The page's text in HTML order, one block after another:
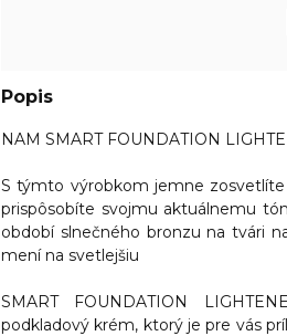
Popis
NAM SMART FOUNDATION
S týmto výrobkom jemne
prispôsobíte svojmu aktuálnemu
období slnečného bronzu na tvári
mení na svetlejšiu
SMART FOUNDATION
podkladový krém, ktorý je pre vás